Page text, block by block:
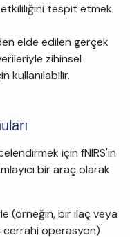
tespit etmek
elde edilen gerçek
zihinsel
kullanılabilir.
için fNIRS'ın
bir araç olarak
(örneğin, bir ilaç veya
operasyon)